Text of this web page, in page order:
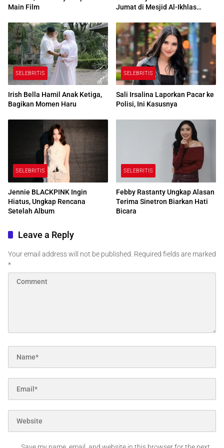
Main Film
Jumat di Mesjid Al-Ikhlas
SELEBRITIS
Irish Bella Hamil Anak Ketiga,
Bagikan Momen Haru
SELEBRITIS
Sali Irsalina Laporkan Pacar ke
Polisi, Ini Kasusnya
SELEBRITIS
Jennie BLACKPINK Ingin
Hiatus, Ungkap Rencana
Setelah Album
SELEBRITIS
Febby Rastanty Ungkap Alasan
Terima Sinetron Biarkan Hati
Bicara
Leave a Reply
Your email address will not be published. Required fields are marked
*